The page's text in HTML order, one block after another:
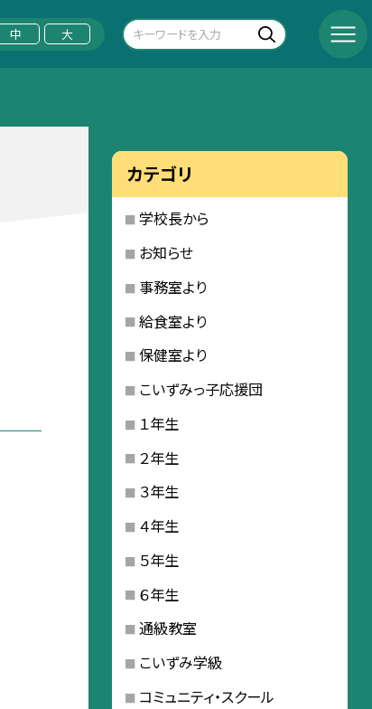
中 大
カテゴリ
学校長から
お知らせ
事務室より
給食室より
保健室より
こいずみっ子応援団
１年生
２年生
３年生
４年生
５年生
６年生
通級教室
こいずみ学級
コミュニティ・スクール